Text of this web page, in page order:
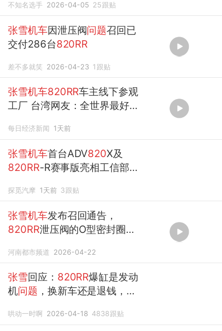
不知名选手 2026-04-05 25跟贴
张雪机车因泄压阀问题召回已
交付286台820RR
差不多就笑 2026-04-23 1 跟贴
张雪机车820RR车主线下参观
工厂 台湾网友：全世界最好的
每日经济新闻 1天前
张雪机车首台ADV820X及
820RR-R赛事版亮相工信部新
探觅汽摩 1天前 3跟贴
张雪机车发布召回通告，
820RR泄压阀的O型密封圈装
案执行
河南都市频道 2026-04-22
张雪回应： 820RR爆缸是发动
机问题 ，换新车还是退钱，车
哄动一时啊 2026-04-18 4838跟贴